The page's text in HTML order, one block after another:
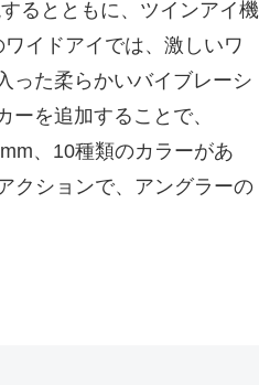
るとともに、ツインアイ機
イドアイでは、激しいワ
った柔らかいバイブレーシ
を追加することで、
、10種類のカラーがあ
クションで、アングラーの